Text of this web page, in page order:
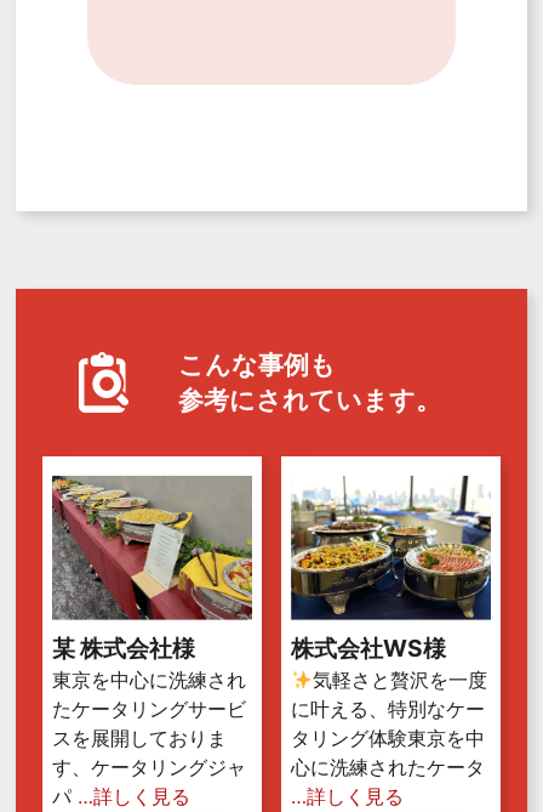
こんな事例も
参考にされています。
某 株式会社様
東京を中心に洗練され
たケータリングサービ
スを展開しておりま
す、ケータリングジャ
パ …詳しく見る
株式会社WS様
気軽さと贅沢を一度
に叶える、特別なケー
タリング体験東京を中
心に洗練されたケータ
…詳しく見る